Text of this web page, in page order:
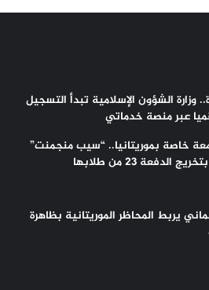
وزارة الشؤون الإسلامية تبدأ التسجيل
عبر منصة خدماتي
خاصة بموريتانيا.. “سيب منجمنت”
الدفعة 23 من طلابها
يربط المحاظر الموريتانية بظاهرة